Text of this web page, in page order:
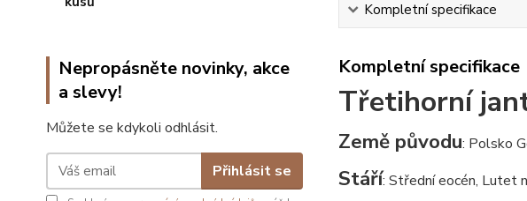
Nepropásněte novinky, akce
a slevy!
Můžete se kdykoli odhlásit.
Přihlásit se
Kompletní specifikace
Kompletní specifikace
Třetihorní
Země původu: Polsko
Stáří: Střední eocén, Lutet